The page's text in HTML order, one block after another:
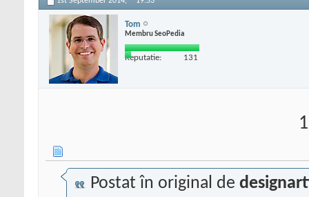
Tom
Membru SeoPedia
Reputatie: 131
Postat în original de